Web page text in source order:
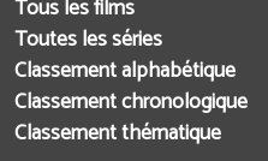
Tous les films
Toutes les séries
Classement alphabétique
Classement chronologique
Classement thématique